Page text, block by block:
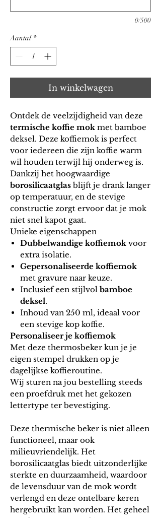
0/500
Aantal *
In winkelwagen
Ontdek de veelzijdigheid van deze
termische koffie mok met bamboe
deksel. Deze koffiemok is perfect
voor iedereen die zijn koffie warm
wil houden terwijl hij onderweg is.
Dankzij het hoogwaardige
borosilicaatglas blijft je drank langer
op temperatuur, en de stevige
constructie zorgt ervoor dat je mok
niet snel kapot gaat.
Unieke eigenschappen
Dubbelwandige koffiemok voor
extra isolatie.
Gepersonaliseerde koffiemok
met gravure naar keuze.
Inclusief een stijlvol bamboe
deksel.
Inhoud van 250 ml, ideaal voor
een stevige kop koffie.
Personaliseer je koffiemok
Met deze thermosbeker kun je je
eigen stempel drukken op je
dagelijkse koffieroutine.
Wij sturen na jou bestelling steeds
een proefdruk met het gekozen
lettertype ter bevestiging.
Deze thermische beker is niet alleen
functioneel, maar ook
milieuvriendelijk. Het
borosilicaatglas biedt uitzonderlijke
sterkte en duurzaamheid, waardoor
de levensduur van de mok wordt
verlengd en deze ontelbare keren
hergebruikt kan worden. Het geheel